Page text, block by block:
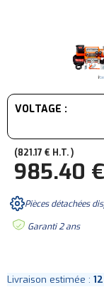
VOLTAGE :
821 .17 € H.T.
985.40 €
Pièces détachées
Garanti 2 ans
Livraison estimée : 12